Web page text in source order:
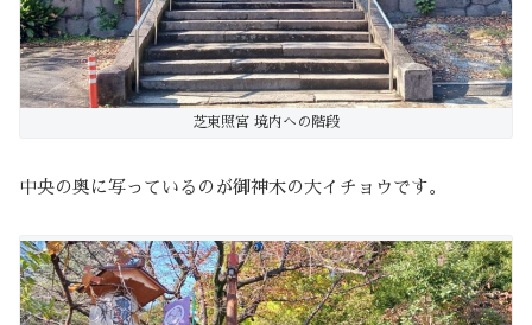
芝東照宮 境内への階段
中央の奥に写っているのが御神木の大イチョウです。